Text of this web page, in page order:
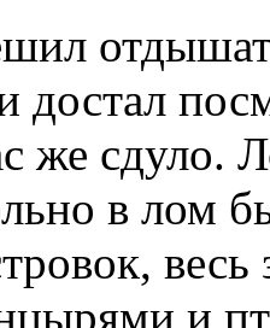
достал
же сдуло.
в лом
весь
и